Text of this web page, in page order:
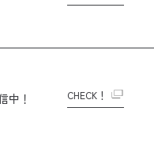
中！ CHECK！